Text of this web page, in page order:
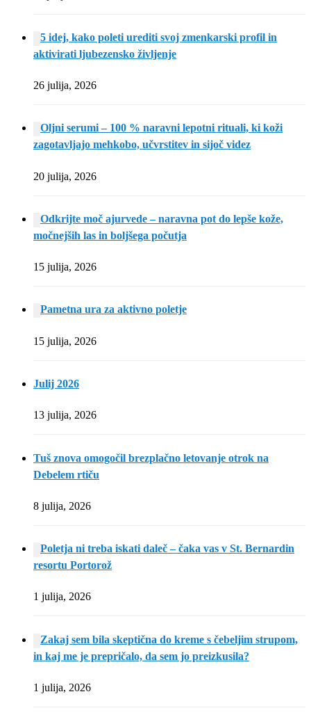
5 idej, kako poleti urediti svoj zmenkarski profil in
aktivirati ljubezensko življenje
26 julija, 2026
Oljni serumi – 100 % naravni lepotni rituali, ki koži
zagotavljajo mehkobo, učvrstitev in sijoč videz
20 julija, 2026
Odkrijte moč ajurvede – naravna pot do lepše kože,
močnejših las in boljšega počutja
15 julija, 2026
Pametna ura za aktivno poletje
15 julija, 2026
Julij 2026
13 julija, 2026
Tuš znova omogočil brezplačno letovanje otrok na
Debelem rtiču
8 julija, 2026
Poletja ni treba iskati daleč – čaka vas v St. Bernardin
resortu Portorož
1 julija, 2026
Zakaj sem bila skeptična do kreme s čebeljim strupom,
in kaj me je prepričalo, da sem jo preizkusila?
1 julija, 2026